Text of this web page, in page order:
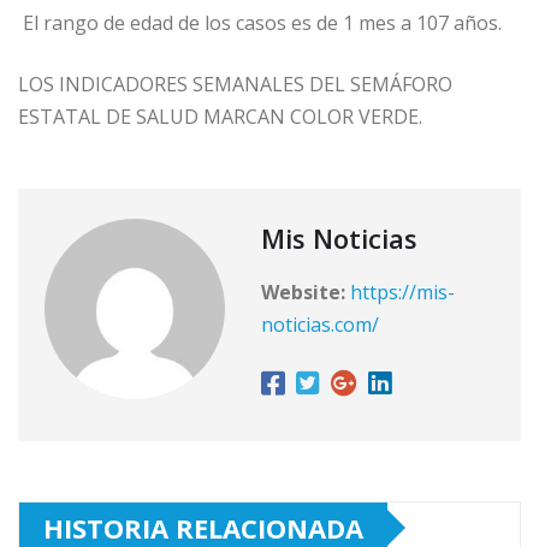
El rango de edad de los casos es de 1 mes a 107 años.
LOS INDICADORES SEMANALES DEL SEMÁFORO
ESTATAL DE SALUD MARCAN COLOR VERDE.
Mis Noticias
Website: https://mis-
noticias.com/
HISTORIA RELACIONADA